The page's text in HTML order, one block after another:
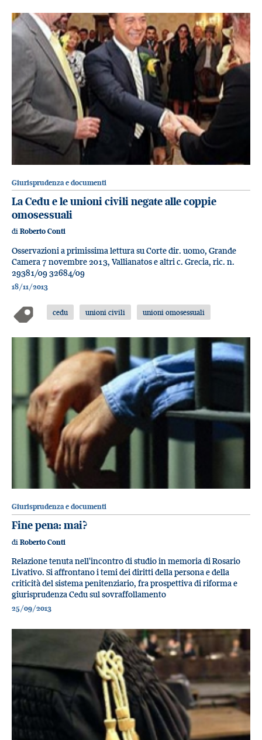
Giurisprudenza e documenti
La Cedu e le unioni civili negate alle coppie
omosessuali
di Roberto Conti
Osservazioni a primissima lettura su Corte dir. uomo, Grande
Camera 7 novembre 2013, Vallianatos e altri c. Grecia, ric. n.
29381/09 32684/09
18/11/2013
cedu unioni civili unioni omosessuali
Giurisprudenza e documenti
Fine pena: mai?
di Roberto Conti
Relazione tenuta nell'incontro di studio in memoria di Rosario
Livativo. Si affrontano i temi dei diritti della persona e della
criticità del sistema penitenziario, fra prospettiva di riforma e
giurisprudenza Cedu sul sovraffollamento
25/09/2013